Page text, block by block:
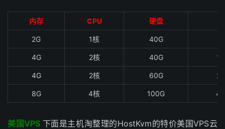
内存 CPU 硬盘
2G 1核 40G
4G 2核 40G
4G 2核 60G
8G 4核 100G
美国VPS 下面是主机淘整理的HostKvm的特价美国VPS云